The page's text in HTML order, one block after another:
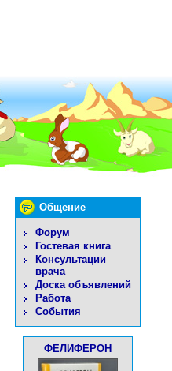
Общение
Форум
Гостевая книга
Консультации
врача
Доска объявлений
Работа
События
ФЕЛИФЕРОН